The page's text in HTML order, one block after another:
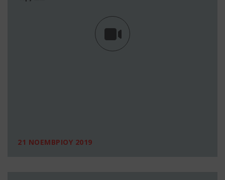
21 ΝΟΕΜΒΡΙΟΥ 2019